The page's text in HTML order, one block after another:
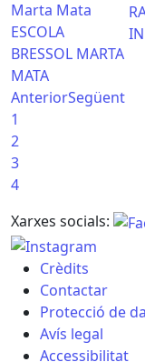
ESCOLA
BRESSOL MARTA
MATA
AnteriorSegüent
1
2
3
4
Xarxes socials:
Crèdits
Contactar
Protecció de
Avís legal
Accessibilitat